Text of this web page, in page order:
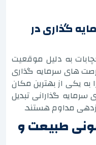
گذاری در
به دلیل موقعیت
های سرمایه گذاری
به یکی از بهترین مکان
سرمایه گذارانی تبدیل
مداوم هستند.
طبیعت و